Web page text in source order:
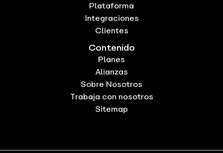
Plataforma
Integraciones
Clientes
Contenido
Planes
Alianzas
Sobre Nosotros
Trabaja con nosotros
Sitemap